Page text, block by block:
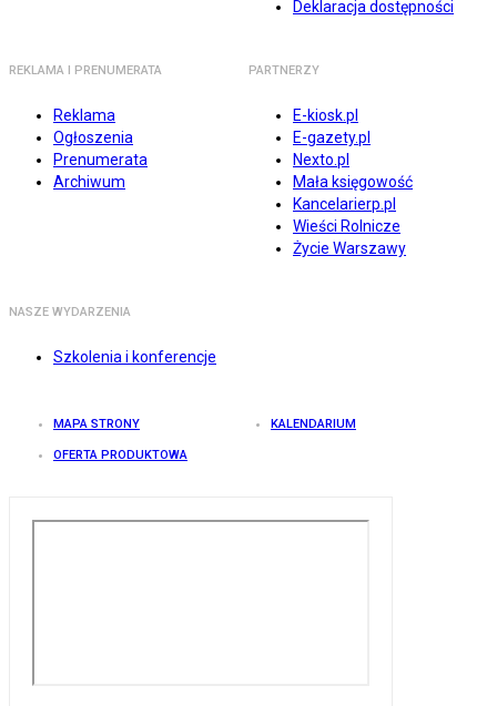
Deklaracja dostępności
REKLAMA I PRENUMERATA
Reklama
Ogłoszenia
Prenumerata
Archiwum
PARTNERZY
E-kiosk.pl
E-gazety.pl
Nexto.pl
Mała księgowość
Kancelarierp.pl
Wieści Rolnicze
Życie Warszawy
NASZE WYDARZENIA
Szkolenia i konferencje
MAPA STRONY KALENDARIUM
OFERTA PRODUKTOWA